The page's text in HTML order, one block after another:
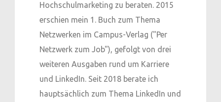
Hochschulmarketing zu beraten. 2015
erschien mein 1. Buch zum Thema
Netzwerken im Campus-Verlag ("Per
Netzwerk zum Job"), gefolgt von drei
weiteren Ausgaben rund um Karriere
und LinkedIn. Seit 2018 berate ich
hauptsächlich zum Thema LinkedIn und